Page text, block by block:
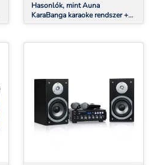
Hasonlók, mint Auna
KaraBanga karaoke rendszer +
Dazzl mikrofon szett, bluetooth,